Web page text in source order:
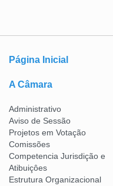
Página Inicial
A Câmara
Administrativo
Aviso de Sessão
Projetos em Votação
Comissões
Competencia Jurisdição e
Atibuiçôes
Estrutura Organizacional